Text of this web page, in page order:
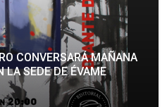
CONVERSARÁ MAÑANA
LA SEDE DE ÉVAME